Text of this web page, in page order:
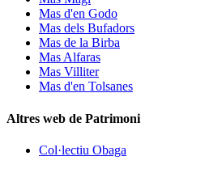
Mas d'en Godo
Mas dels Bufadors
Mas de la Birba
Mas Alfaras
Mas Villiter
Mas d'en Tolsanes
Altres web de Patrimoni
Col·lectiu Obaga